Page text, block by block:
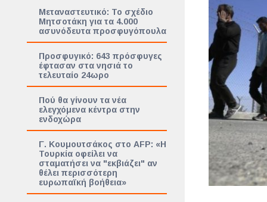
Μεταναστευτικό: Το σχέδιο
Μητσοτάκη για τα 4.000
ασυνόδευτα προσφυγόπουλα
Προσφυγικό: 643 πρόσφυγες
έφτασαν στα νησιά το
τελευταίο 24ωρο
Πού θα γίνουν τα νέα
ελεγχόμενα κέντρα στην
ενδοχώρα
Γ. Κουμουτσάκος στο AFP: «Η
Τουρκία οφείλει να
σταματήσει να "εκβιάζει" αν
θέλει περισσότερη
ευρωπαϊκή βοήθεια»